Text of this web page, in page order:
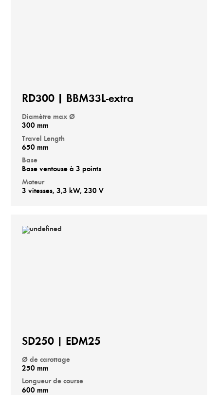
RD300 | BBM33L-extra
Diamètre max Ø
300 mm
Travel Length
650 mm
Base
Base ventouse à 3 points
Moteur
3 vitesses, 3,3 kW, 230 V
SD250 | EDM25
Ø de carottage
250 mm
Longueur de course
600 mm